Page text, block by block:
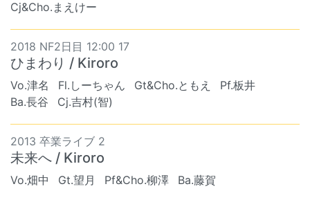
Cj&Cho.まえけー
2018 NF2日目 12:00 17
ひまわり / Kiroro
Vo.津名 Fl.しーちゃん Gt&Cho.ともえ
Pf.板井
Ba.長谷
Cj.吉村(智)
2013 卒業ライブ 2
未来へ / Kiroro
Vo.畑中 Gt.望月 Pf&Cho.柳澤 Ba.藤賀